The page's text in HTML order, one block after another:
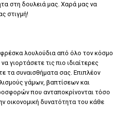
στη δουλειά μας. Χαρά μας να
στιγμή!
λουλούδια από όλο τον κόσμο
γιορτάσετε τις πιο ιδιαίτερες
τα συναισθήματα σας. Επιπλέον
γάμων, βαπτίσεων και
που ανταποκρίνονται τόσο
οικονομική δυνατότητα του κάθε